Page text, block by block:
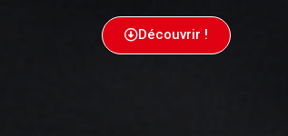
Découvrir !